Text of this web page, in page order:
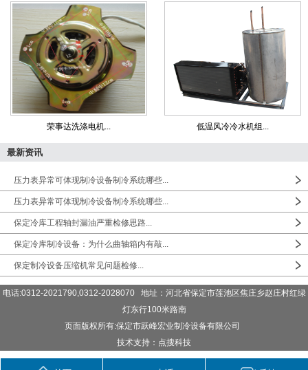
荣事达洗涤电机... 低温风冷冷水机组...
最新资讯
压力表异常可体现制冷设备制冷系统哪些...
压力表异常可体现制冷设备制冷系统哪些...
保定冷库工程轴封漏油严重检修思路...
保定冷库制冷设备：为什么曲轴箱内有敲...
保定制冷设备压缩机常见问题检修...
电话:0312-2021790,0312-2028070 地址：河北省保定市莲池区焦庄乡赵庄村红绿
灯东行100米路南
页面版权所有:保定市跃峰宏业制冷设备有限公司
技术支持：点搜科技